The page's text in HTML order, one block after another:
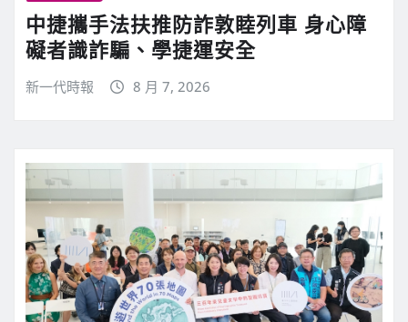
中捷攜手法扶推防詐敦睦列車 身心障
礙者識詐騙、學捷運安全
新一代時報 8 月 7, 2026